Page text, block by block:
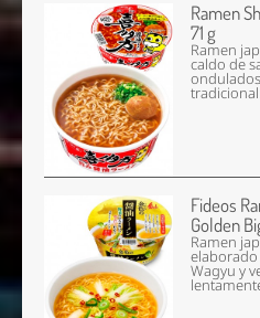
Ramen
71 g
Ramen
caldo de
tradicional.
Fideos
Golden
Ramen
Wagyu y